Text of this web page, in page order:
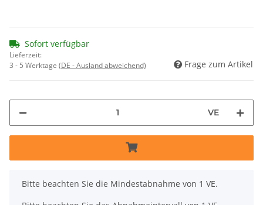
Sofort verfügbar
Lieferzeit:
3 - 5 Werktage (DE - Ausland abweichend) Frage zum Artikel
VE
x
Bitte beachten Sie die Mindestabnahme von 1 VE.